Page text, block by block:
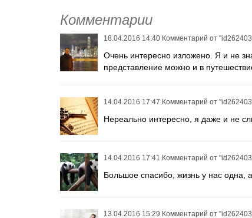
Комментарии
18.04.2016 14:40 Комментарий от
Очень интересно изложено. Я и не
представление можно и в
14.04.2016 17:47 Комментарий от
Нереально интересно, я даже и не
14.04.2016 17:41 Комментарий от
Большое спасибо, жизнь у нас одна,
13.04.2016 15:29 Комментарий от